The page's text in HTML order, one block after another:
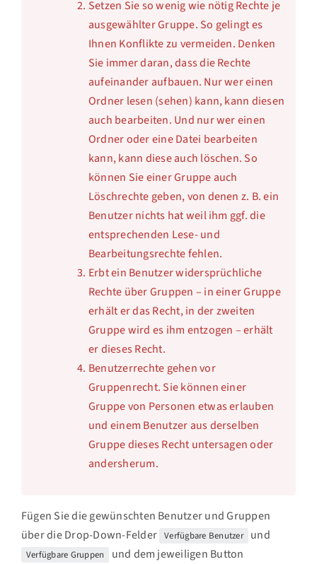
Setzen Sie so wenig wie nötig Rechte je
ausgewählter Gruppe. So gelingt es
Ihnen Konflikte zu vermeiden. Denken
Sie immer daran, dass die Rechte
aufeinander aufbauen. Nur wer einen
Ordner lesen (sehen) kann, kann diesen
auch bearbeiten. Und nur wer einen
Ordner oder eine Datei bearbeiten
kann, kann diese auch löschen. So
können Sie einer Gruppe auch
Löschrechte geben, von denen z. B. ein
Benutzer nichts hat weil ihm ggf. die
entsprechenden Lese- und
Bearbeitungsrechte fehlen.
Erbt ein Benutzer widersprüchliche
Rechte über Gruppen – in einer Gruppe
erhält er das Recht, in der zweiten
Gruppe wird es ihm entzogen – erhält
er dieses Recht.
Benutzerrechte gehen vor
Gruppenrecht. Sie können einer
Gruppe von Personen etwas erlauben
und einem Benutzer aus derselben
Gruppe dieses Recht untersagen oder
andersherum.
Fügen Sie die gewünschten Benutzer und Gruppen
über die Drop-Down-Felder Verfügbare Benutzer und
Verfügbare Gruppen und dem jeweiligen Button